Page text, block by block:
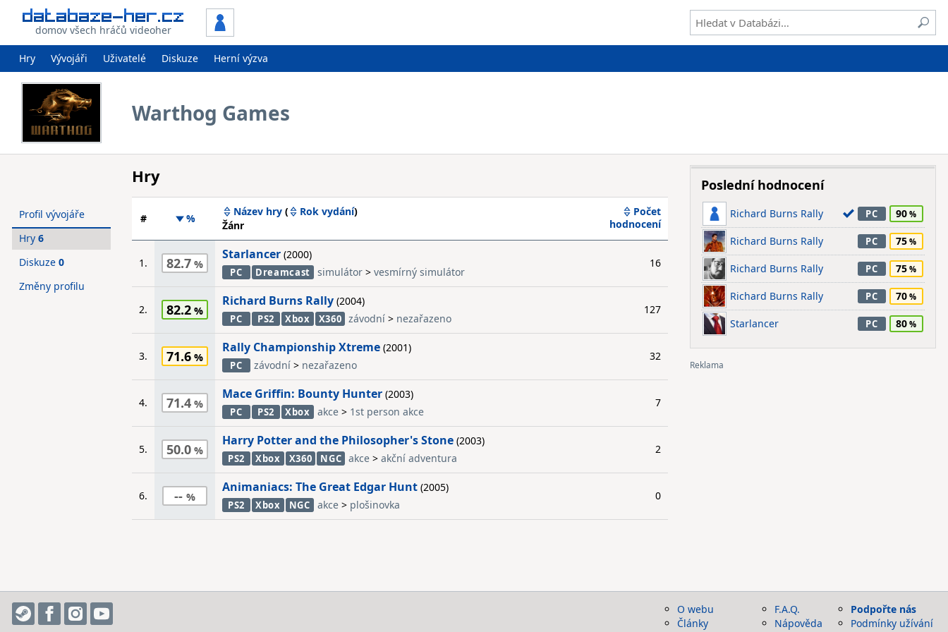
domov všech hráčů videoher
Hry Vývojáři Uživatelé Diskuze Herní výzva
Warthog Games
Hry
# %
Název hry ( Rok vydání)
Žánr
Počet
hodnocení
1. 82.7
Starlancer (2000)
PC Dreamcast simulátor> vesmírný simulátor
16
2. 82.2
Richard Burns Rally (2004)
PC PS2 Xbox X360 závodní > nezařazeno
127
3. 71.6
Rally Championship Xtreme (2001)
PC závodní > nezařazeno
32
4. 71.4
Mace Griffin: Bounty Hunter (2003)
PC PS2 Xbox akce> 1st person akce
7
5. 50.0
Harry Potter and the Philosopher's Stone (2003)
PS2 Xbox X360 NGC akce >akční adventura
2
6. --
Animaniacs: The Great Edgar Hunt (2005)
PS2 Xbox NGC akce> plošinovka
0
Profil vývojáře
Hry 6
Diskuze 0
Změny profilu
Poslední hodnocení
Richard Burns Rally PC 90
Richard Burns Rally PC 75
Richard Burns Rally PC 75
Richard Burns Rally PC 70
Starlancer PC 80
O webu
Články
F.A.Q.
Nápověda
Podpořte nás
Podmínky užívání